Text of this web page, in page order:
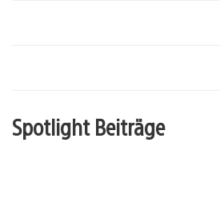
Spotlight Beiträge